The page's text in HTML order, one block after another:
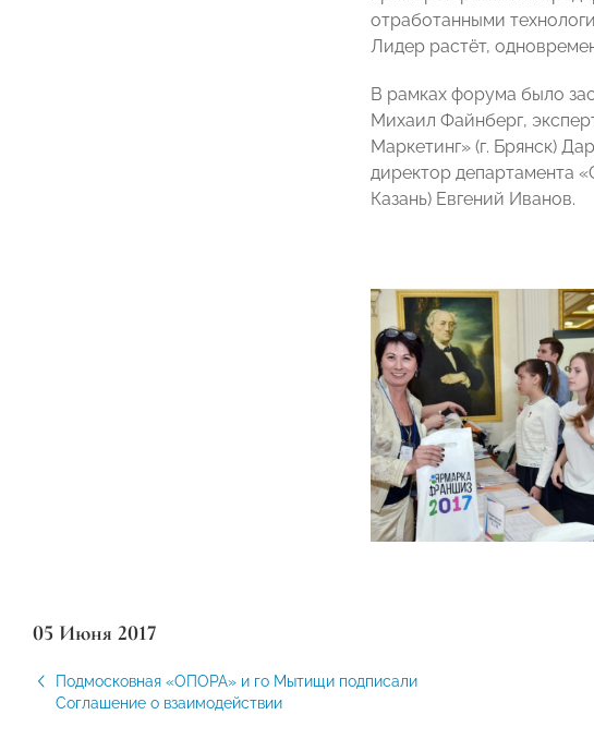
отработанными
Лидер растёт,
В рамках форума было
Михаил Файнберг,
Маркетинг» (г. Брянск)
директор департамента
Казань) Евгений Иванов.
05 Июня 2017
Подмосковная «ОПОРА» и го Мытищи подписали
Соглашение о взаимодействии